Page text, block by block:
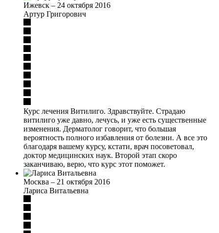
Ижевск – 24 октября 2016
Артур Григорович
Курс лечения Витилиго. Здравствуйте. Страдаю
витилиго уже давно, лечусь, и уже есть существенные
изменения. Дерматолог говорит, что большая
вероятность полного избавления от болезни. А все это
благодаря вашему курсу, кстати, врач посоветовал,
доктор медицинских наук. Второй этап скоро
заканчиваю, верю, что курс этот поможет.
Москва – 21 октября 2016
Лариса Витальевна